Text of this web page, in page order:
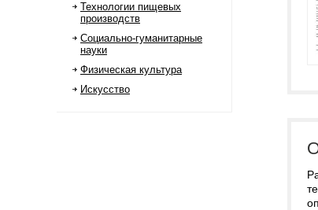
Технологии пищевых
производств
Социально-гуманитарные
науки
Физическая культура
Искусство